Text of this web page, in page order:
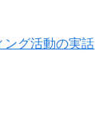
ング活動の実話